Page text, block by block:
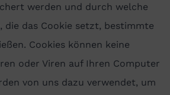
werden und durch welche
die das Cookie setzt, bestimmte
Cookies können keine
oder Viren auf Ihren Computer
von uns dazu verwendet, um